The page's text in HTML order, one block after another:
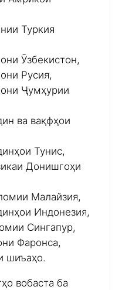
Туркия
Ӯзбекистон,
Русия,
Ҷумҳурии
ва вақфҳои
Тунис,
Донишгоҳи
Малайзия,
Индонезия,
Сингапур,
Фаронса,
шиъаҳо.
вобаста ба